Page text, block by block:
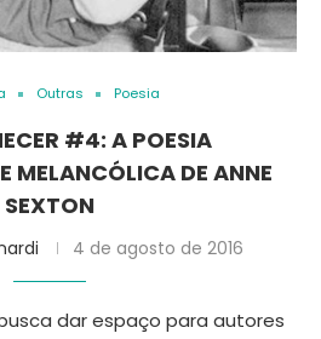
Outras Poesia
#4: A POESIA
MELANCÓLICA DE ANNE
SEXTON
4 de agosto de 2016
dar espaço para autores